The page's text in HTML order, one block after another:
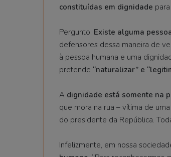
constituídas em dignidade
Pergunto: Existe alguma
defensores dessa maneira de
à pessoa humana e uma
pretende “naturalizar” e
A dignidade está somente na
que mora na rua – vítima de
do presidente da República.
Infelizmente, em nossa